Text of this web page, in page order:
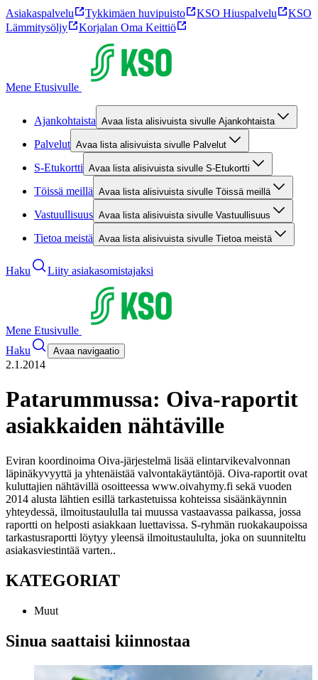
Asiakaspalvelu Tykkimäen huvipuisto KSO Hiuspalvelu
KSO
Lämmitysöljy
Korjalan Oma Keittiö
Mene Etusivulle
Ajankohtaista Avaa lista alisivuista sivulle Ajankohtaista
Palvelut Avaa lista alisivuista sivulle Palvelut
S-Etukortti Avaa lista alisivuista sivulle S-Etukortti
Töissä meillä Avaa lista alisivuista sivulle Töissä meillä
Vastuullisuus Avaa lista alisivuista sivulle Vastuullisuus
Tietoa meistä Avaa lista alisivuista sivulle Tietoa meistä
Haku Liity asiakasomistajaksi
Mene Etusivulle
Haku
Avaa navigaatio
2.1.2014
Patarummussa: Oiva-raportit
asiakkaiden nähtäville
Eviran koordinoima Oiva-järjestelmä lisää elintarvikevalvonnan
läpinäkyvyyttä ja yhtenäistää valvontakäytäntöjä. Oiva-raportit ovat
kuluttajien nähtävillä osoitteessa www.oivahymy.fi sekä vuoden
2014 alusta lähtien esillä tarkastetuissa kohteissa sisäänkäynnin
yhteydessä, ilmoitustaululla tai muussa vastaavassa paikassa, jossa
raportti on helposti asiakkaan luettavissa. S-ryhmän ruokakaupoissa
tarkastusraportti löytyy yleensä ilmoitustaululta, joka on suunniteltu
asiakasviestintää varten..
KATEGORIAT
Muut
Sinua saattaisi kiinnostaa